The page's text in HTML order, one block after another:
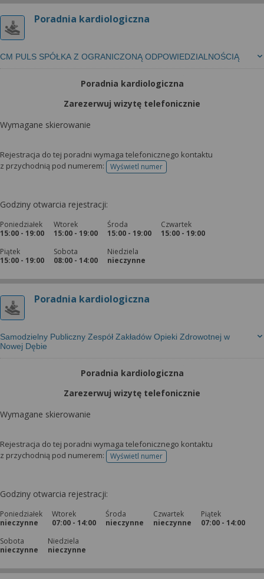
Poradnia kardiologiczna
CM PULS SPÓŁKA Z OGRANICZONĄ ODPOWIEDZIALNOŚCIĄ
Poradnia kardiologiczna
Zarezerwuj wizytę telefonicznie
Wymagane skierowanie
Rejestracja do tej poradni wymaga telefonicznego kontaktu
z przychodnią pod numerem:
Wyświetl numertelefonu do rejestracji
Godziny otwarcia rejestracji:
Poniedziałek
15:00 - 19:00
Wtorek
15:00 - 19:00
Środa
15:00 - 19:00
Czwartek
15:00 - 19:00
Piątek
15:00 - 19:00
Sobota
08:00 - 14:00
Niedziela
nieczynne
Poradnia kardiologiczna
Samodzielny Publiczny Zespół Zakładów Opieki Zdrowotnej w
Nowej Dębie
Poradnia kardiologiczna
Zarezerwuj wizytę telefonicznie
Wymagane skierowanie
Rejestracja do tej poradni wymaga telefonicznego kontaktu
z przychodnią pod numerem:
Wyświetl numertelefonu do rejestracji
Godziny otwarcia rejestracji:
Poniedziałek
nieczynne
Wtorek
07:00 - 14:00
Środa
nieczynne
Czwartek
nieczynne
Piątek
07:00 - 14:00
Sobota
nieczynne
Niedziela
nieczynne